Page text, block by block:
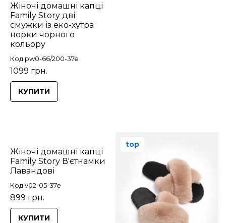
Жіночі домашні капці
Family Story дві
смужки із еко-хутра
норки чорного
кольору
Код pw0-66/200-37e
1099 грн.
КУПИТИ
Жіночі домашні капці
Family Story В'єтнамки
Лавандові
Код v02-05-37e
899 грн.
КУПИТИ
top